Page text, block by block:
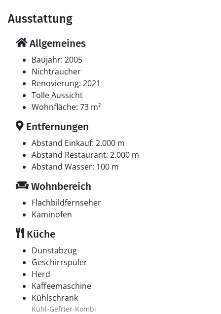
Ausstattung
Allgemeines
Baujahr: 2005
Nichtraucher
Renovierung: 2021
Tolle Aussicht
Wohnfläche: 73 m²
Entfernungen
Abstand Einkauf: 2.000 m
Abstand Restaurant: 2.000 m
Abstand Wasser: 100 m
Wohnbereich
Flachbildfernseher
Kaminofen
Küche
Dunstabzug
Geschirrspüler
Herd
Kaffeemaschine
Kühlschrank
Kühl-Gefrier-Kombi